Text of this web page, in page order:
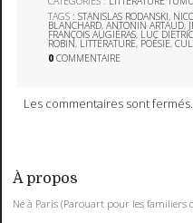
TAGS :STANISLAS RODANSKI,
BLANCHARD,ANTONIN ARTAUD,
FRANÇOIS AUGIÉRAS, LUC
ROBIN, LITTÉRATURE, POÉSIE,
0 COMMENTAIRE
Les commentaires sont fermés.
À propos
Né à Paris (Parouart pour les familiers